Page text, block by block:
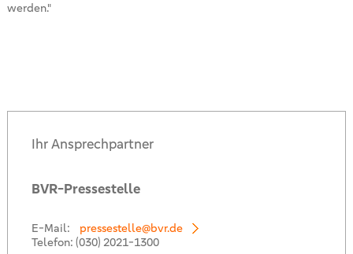
werden."
Ihr Ansprechpartner
BVR-Pressestelle
E-Mail:
pressestelle@bvr.de
Telefon: (030) 2021-1300